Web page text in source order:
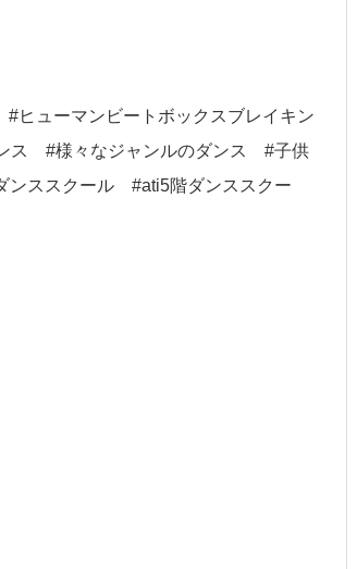
ューマンビートボックスブレイキン
ス #様々なジャンルのダンス #子供
ンススクール #ati5階ダンススクー